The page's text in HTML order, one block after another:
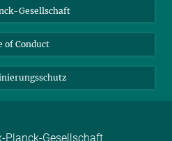
Gesellschaft
of Conduct
Planck-Gesellschaft